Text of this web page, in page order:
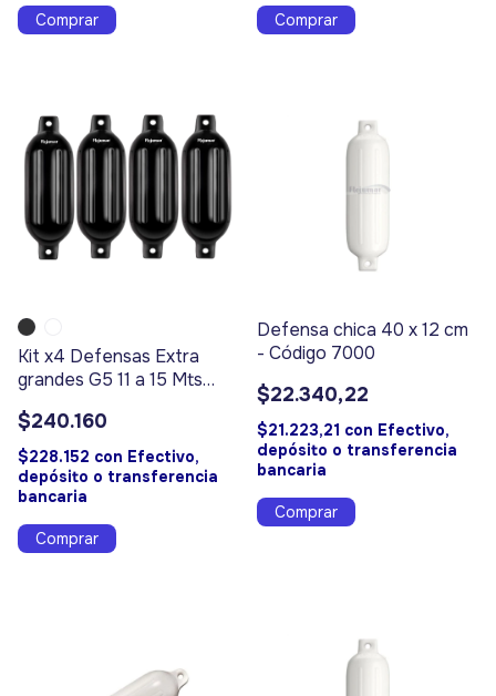
Comprar Comprar
Kit x4 Defensas Extra
grandes G5 11 a 15 Mts
$240.160
$228.152 con Efectivo,
depósito o transferencia
bancaria
Comprar
Defensa chica 40 x 12 cm
- Código 7000
$22.340,22
$21.223,21 con Efectivo,
depósito o transferencia
bancaria